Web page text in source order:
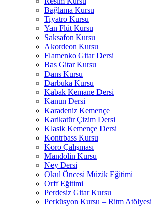
Bağlama Kursu
Tiyatro Kursu
Yan Flüt Kursu
Saksafon Kursu
Akordeon Kursu
Flamenko Gitar Dersi
Bas Gitar Kursu
Dans Kursu
Darbuka Kursu
Kabak Kemane Dersi
Kanun Dersi
Karadeniz Kemençe
Karikatür Çizim Dersi
Klasik Kemençe Dersi
Kontrbass Kursu
Koro Çalışması
Mandolin Kursu
Ney Dersi
Okul Öncesi Müzik Eğitimi
Orff Eğitimi
Perdesiz Gitar Kursu
Perküsyon Kursu – Ritm Atölyesi